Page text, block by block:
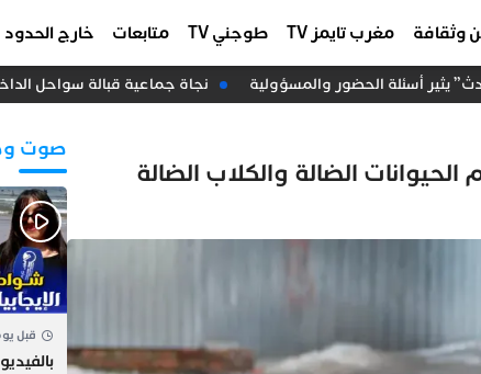
وثقافة مغرب تايمز TV طوجني TV متابعات خارج الحدود
أسئلة الحضور والمسؤولية نجاة جماعية قبالة سواحل الداخلة.. تضامن البحارة
الضالة والكلاب الضالة
صوت
قبل